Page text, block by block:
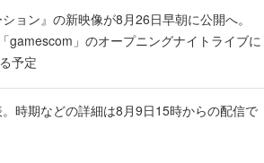
ョン』の新映像が8月26日早朝に公開へ。
gamescom」のオープニングナイトライブに
予定
時期などの詳細は8月9日15時からの配信で